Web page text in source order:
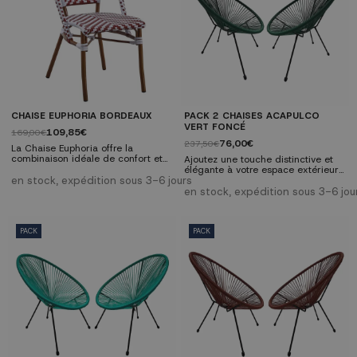
CHAISE EUPHORIA BORDEAUX
169,00€109,85€
La Chaise Euphoria offre la
combinaison idéale de confort et
complément essentiel à tout jardin
ou terrasse. Découvrez l'équilibre
85 cm | Largeur 37cm |
Profondeur 56 cm Matériau du
siège : PE blanc et bordeaux Pieds
:...
en stock, expédition sous 3-6 jours
PACK 2 CHAISES ACAPULCO
VERT FONCÉ
237,50€76,00€
Ajoutez une touche distinctive et
élégante à votre espace extérieur
avec le pack de 2 chaises
Acapulco vert foncé. Inspirées du
design mexicain emblématique,
confort pour créer une ambiance
cosy sur votre terrasse ou votre
jardin. Caractéristiques
techniques: Dimensions: Largeur
70,5 cm, Hauteur 84 cm
Profondeur...
en stock, expédition sous 3-6
PACK PACK